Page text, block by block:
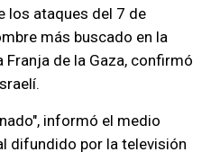
los ataques del 7 de
más buscado en la
de la Gaza, confirmó
informó el medio
difundido por la televisión